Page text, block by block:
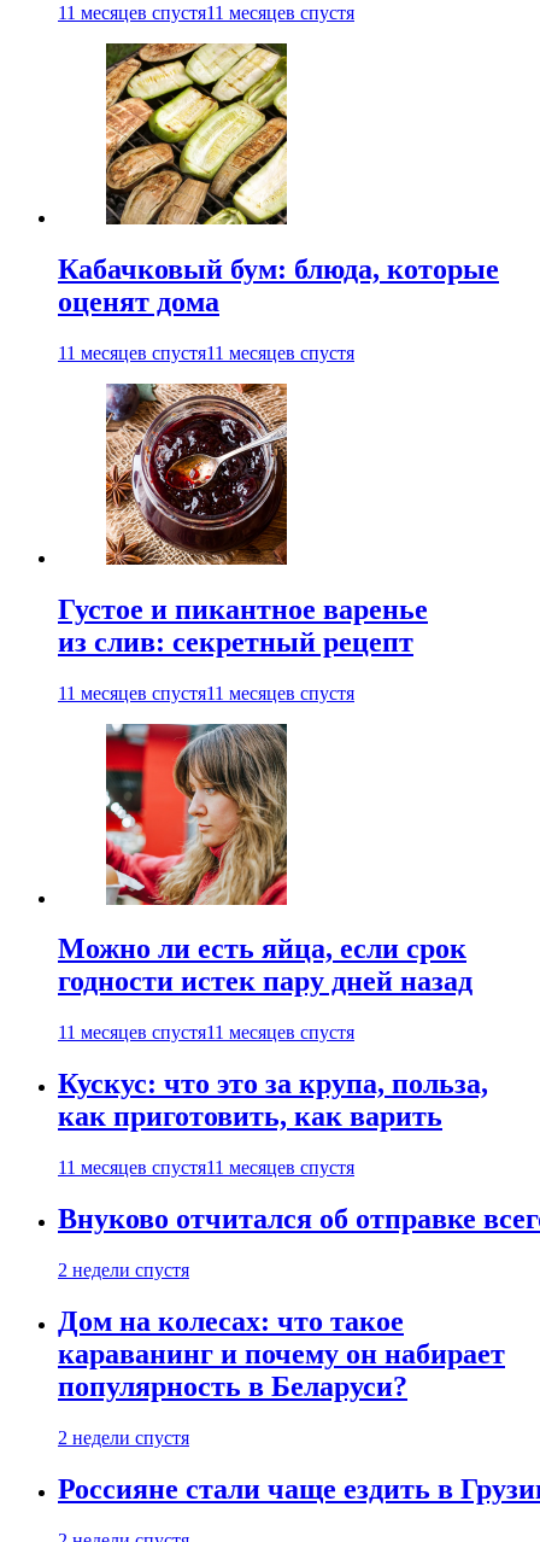
11 месяцев спустя11 месяцев спустя
Кабачковый бум: блюда, которые
оценят дома
11 месяцев спустя11 месяцев спустя
Густое и пикантное варенье
из слив: секретный рецепт
11 месяцев спустя11 месяцев спустя
Можно ли есть яйца, если срок
годности истек пару дней назад
11 месяцев спустя11 месяцев спустя
Кускус: что это за крупа, польза,
как приготовить, как варить
11 месяцев спустя11 месяцев спустя
Внуково отчитался об отправке
2 недели спустя
Дом на колесах: что такое
караванинг и почему он набирает
популярность в Беларуси?
2 недели спустя
Россияне стали чаще ездить в